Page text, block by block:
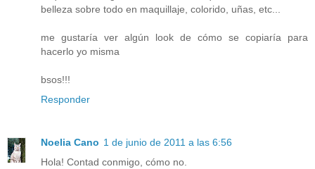
belleza sobre todo en maquillaje, colorido, uñas, etc...
me gustaría ver algún look de cómo se copiaría para
hacerlo yo misma
bsos!!!
Responder
Noelia Cano 1 de junio de 2011 a las 6:56
Hola! Contad conmigo, cómo no.